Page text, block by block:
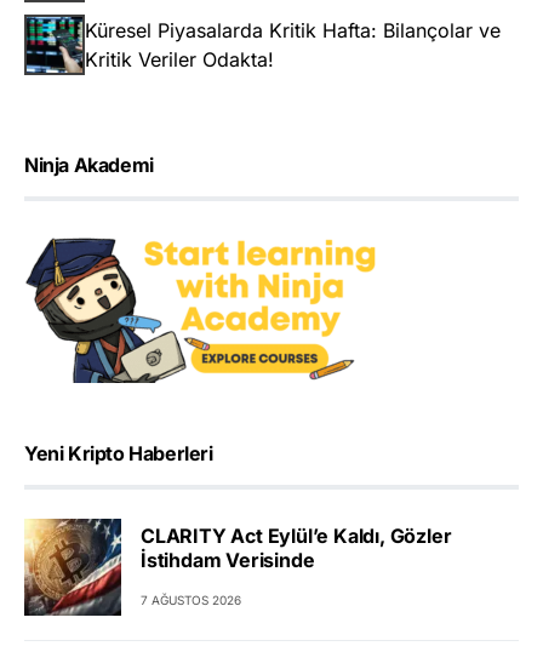
Küresel Piyasalarda Kritik Hafta: Bilançolar ve
Kritik Veriler Odakta!
Ninja Akademi
Yeni Kripto Haberleri
CLARITY Act Eylül’e Kaldı, Gözler
İstihdam Verisinde
7 AĞUSTOS 2026